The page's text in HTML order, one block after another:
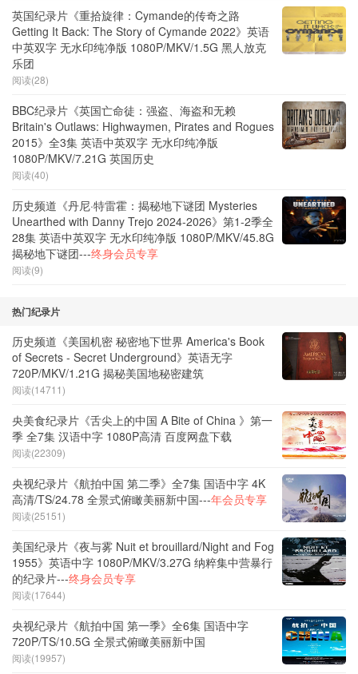
英国纪录片《重拾旋律：Cymande的传奇之路
Getting It Back: The Story of Cymande 2022》英语
中英双字 无水印纯净版 1080P/MKV/1.5G 黑人放克
乐团
阅读(28)
BBC纪录片《英国亡命徒：强盗、海盗和无赖
Britain's Outlaws: Highwaymen, Pirates and Rogues
2015》全3集 英语中英双字 无水印纯净版
1080P/MKV/7.21G 英国历史
阅读(40)
历史频道《丹尼·特雷霍：揭秘地下谜团 Mysteries
Unearthed with Danny Trejo 2024-2026》第1-2季全
28集 英语中英双字 无水印纯净版 1080P/MKV/45.8G
揭秘地下谜团---终身会员专享
阅读(9)
热门纪录片
历史频道《美国机密 秘密地下世界 America's Book
of Secrets - Secret Underground》英语无字
720P/MKV/1.21G 揭秘美国地秘密建筑
阅读(14711)
央美食纪录片《舌尖上的中国 A Bite of China 》第一
季 全7集 汉语中字 1080P高清 百度网盘下载
阅读(22309)
央视纪录片《航拍中国 第二季》全7集 国语中字 4K
高清/TS/24.78 全景式俯瞰美丽新中国---年会员专享
阅读(25151)
美国纪录片《夜与雾 Nuit et brouillard/Night and Fog
1955》英语中字 1080P/MKV/3.27G 纳粹集中营暴行
的纪录片---终身会员专享
阅读(17644)
央视纪录片《航拍中国 第一季》全6集 国语中字
720P/TS/10.5G 全景式俯瞰美丽新中国
阅读(19957)